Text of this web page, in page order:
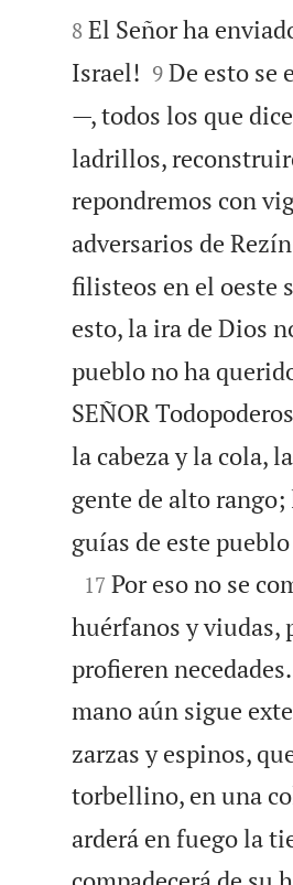


8 El Señor ha
Israel!
9 De esto se
—, todos los que
ladrillos,
repondremos con
adversarios de
filisteos en el oeste
esto, la ira de Dios
pueblo no ha
SEÑOR
la cabeza y la cola,
gente de alto
guías de este

17 Por eso no se
huérfanos y viudas,
profieren
mano aún sigue
zarzas y espinos,
torbellino, en una
arderá en fuego la